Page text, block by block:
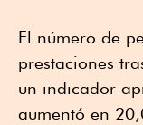
El número de
prestaciones
un indicador
aumentó en